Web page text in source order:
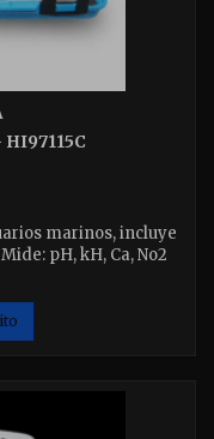
marinos, incluye
pH, kH, Ca, No2
versión con conexión